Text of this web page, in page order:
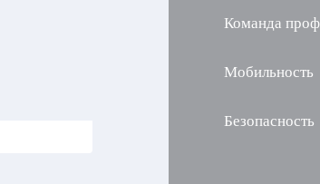
Команда
Мобильность
Безопасность